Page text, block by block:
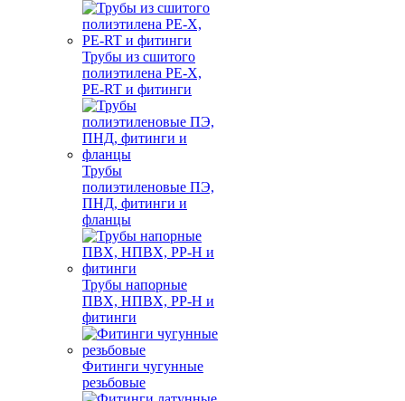
Трубы из сшитого
полиэтилена PE-X,
PE-RT и фитинги
Трубы
полиэтиленовые ПЭ,
ПНД, фитинги и
фланцы
Трубы напорные
ПВХ, НПВХ, PP-H и
фитинги
Фитинги чугунные
резьбовые